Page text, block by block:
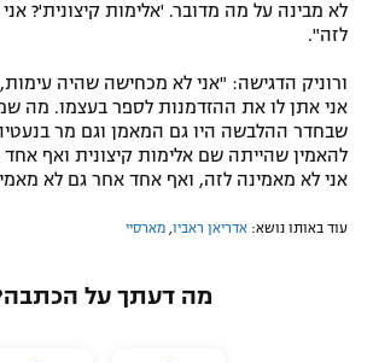
לא מבינה על מה מדובר. 'אלימות קיצונית'?
לזה".
ורוניק הדגישה: "אני לא מכחישה שהיה עימות,
אני אתן לו את ההזדמנות לספר בעצמו. מה
שבחדר ההלבשה היו גם המאמן וגם מר
להאמין שהייתה שם אלימות קיצונית ואף
אני לא מאמינה לזה, ואף אחד אחר גם לא
עוד באותו נושא: אדריאן ראביו מארסיי
מה דעתך על